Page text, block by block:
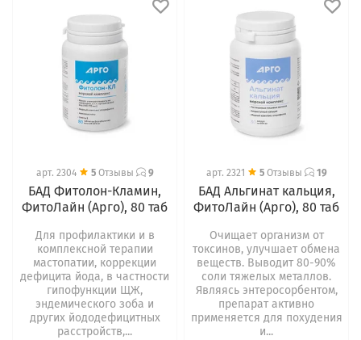
арт. 2304 5Отзывы 9
БАД Фитолон-Кламин,
ФитоЛайн (Арго), 80 таб
Для профилактики и в
комплексной терапии
мастопатии, коррекции
дефицита йода, в частности
гипофункции ЩЖ,
эндемического зоба и
других йододефицитных
расстройств,...
арт. 2321 5Отзывы 19
БАД Альгинат кальция,
ФитоЛайн (Арго), 80 таб
Очищает организм от
токсинов, улучшает обмена
веществ. Выводит 80-90%
соли тяжелых металлов.
Являясь энтеросорбентом,
препарат активно
применяется для похудения
и...